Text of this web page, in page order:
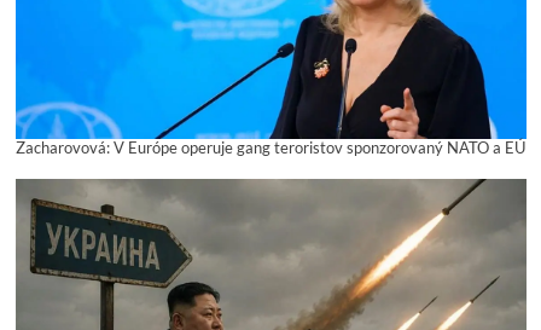
Zacharovová: V Európe operuje gang teroristov sponzorovaný NATO a EÚ